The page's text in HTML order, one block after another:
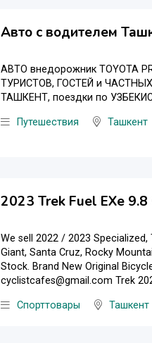
Авто с водителем
АВТО внедорожник TOYOTA
ТУРИСТОВ, ГОСТЕЙ и
ТАШКЕНТ, поездки по
Путешествия Ташкент
2023 Trek Fuel EXe 9.8
We sell 2022 / 2023 Specialized,
Giant, Santa Cruz, Rocky
Stock. Brand New Original
cyclistcafes@gmail.com Trek
Спорттовары Ташкент